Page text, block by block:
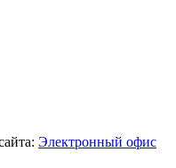
Электронный офис